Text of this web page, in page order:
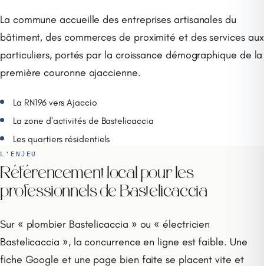
La commune accueille des entreprises artisanales du
bâtiment, des commerces de proximité et des services aux
particuliers, portés par la croissance démographique de la
première couronne ajaccienne.
La RN196 vers Ajaccio
La zone d'activités de Bastelicaccia
Les quartiers résidentiels
L'ENJEU
Référencement local pour les
professionnels de Bastelicaccia
Sur « plombier Bastelicaccia » ou « électricien
Bastelicaccia », la concurrence en ligne est faible. Une
fiche Google et une page bien faite se placent vite et